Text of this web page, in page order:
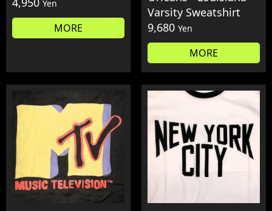
Yen
MORE
Varsity Sweatshirt
9,680 Yen
MORE